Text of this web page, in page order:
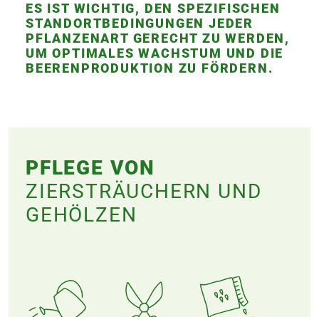
ES IST WICHTIG, DEN SPEZIFISCHEN
STANDORTBEDINGUNGEN JEDER
PFLANZENART GERECHT ZU WERDEN,
UM OPTIMALES WACHSTUM UND DIE
BEERENPRODUKTION ZU FÖRDERN.
PFLEGE VON
ZIERSTRÄUCHERN UND
GEHÖLZEN